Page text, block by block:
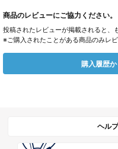
商品のレビューにご協力ください。
投稿されたレビューが掲載されると、
※ご購入されたことがある商品のみレビ
購入履歴
ヘル